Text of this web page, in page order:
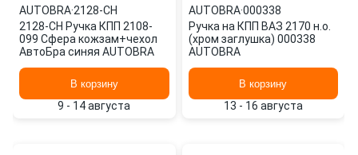
AUTOBRA·2128-СН
2128-СН Ручка КПП 2108-
099 Сфера кожзам+чехол
АвтоБра синяя AUTOBRA
В корзину
9 - 14 августа
AUTOBRA·000338
Ручка на КПП ВАЗ 2170 н.о.
(хром заглушка) 000338
AUTOBRA
В корзину
13 - 16 августа